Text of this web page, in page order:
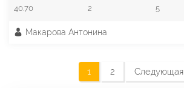
40.70 2 5
Макарова Антонина
1 2 Следующая